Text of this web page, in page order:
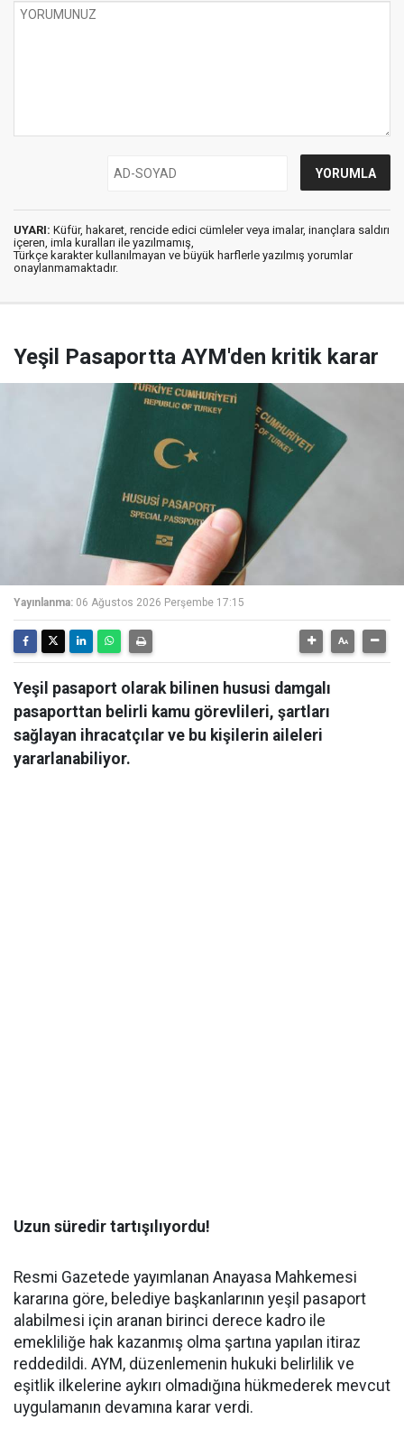
UYARI: Küfür, hakaret, rencide edici cümleler veya imalar, inançlara saldırı
içeren, imla kuralları ile yazılmamış,
Türkçe karakter kullanılmayan ve büyük harflerle yazılmış yorumlar
onaylanmamaktadır.
Yeşil Pasaportta AYM'den kritik karar
Yayınlanma: 06 Ağustos 2026 Perşembe 17:15
Yeşil pasaport olarak bilinen hususi damgalı
pasaporttan belirli kamu görevlileri, şartları
sağlayan ihracatçılar ve bu kişilerin aileleri
yararlanabiliyor.
Uzun süredir tartışılıyordu!
Resmi Gazetede yayımlanan Anayasa Mahkemesi
kararına göre, belediye başkanlarının yeşil pasaport
alabilmesi için aranan birinci derece kadro ile
emekliliğe hak kazanmış olma şartına yapılan itiraz
reddedildi. AYM, düzenlemenin hukuki belirlilik ve
eşitlik ilkelerine aykırı olmadığına hükmederek mevcut
uygulamanın devamına karar verdi.